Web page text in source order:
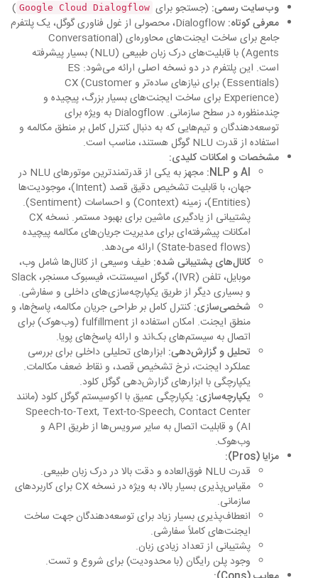
وب‌سایت رسمی: (جستجو برای Google Cloud Dialogflow
)
معرفی کوتاه:
Dialogflow، محصولی از غول فناوری گوگل، یک پلتفرم
جامع برای ساخت ایجنت‌های محاوره‌ای (Conversational
Agents) با قابلیت‌های درک زبان طبیعی (NLU) بسیار پیشرفته
است. این پلتفرم در دو نسخه اصلی ارائه می‌شود: ES
(Essentials) برای نیازهای ساده‌تر و CX (Customer
Experience) برای ساخت ایجنت‌های بسیار بزرگ، پیچیده و
چندمنظوره در سطح سازمانی. Dialogflow به ویژه برای
توسعه‌دهندگان و تیم‌هایی که به دنبال کنترل کامل بر منطق مکالمه و
استفاده از قدرت NLU گوگل هستند، مناسب است.
مشخصات و امکانات کلیدی:
AI و NLP:
مجهز به یکی از قدرتمندترین موتورهای NLU در
جهان، با قابلیت تشخیص دقیق قصد (Intent)، موجودیت‌ها
(Entities)، زمینه (Context) و احساسات (Sentiment).
پشتیبانی از یادگیری ماشین برای بهبود مستمر. نسخه CX
امکانات پیشرفته‌ای برای مدیریت جریان‌های مکالمه پیچیده
(State-based flows) ارائه می‌دهد.
کانال‌های پشتیبانی شده: طیف وسیعی از کانال‌ها شامل وب،
موبایل، تلفن (IVR)، گوگل اسیستنت، فیسبوک مسنجر، Slack
و بسیاری دیگر از طریق یکپارچه‌سازی‌های داخلی و سفارشی.
شخصی‌سازی: کنترل کامل بر طراحی جریان مکالمه، پاسخ‌ها، و
منطق ایجنت. امکان استفاده از fulfillment (وب‌هوک) برای
اتصال به سیستم‌های بک‌اند و ارائه پاسخ‌های پویا.
تحلیل و گزارش‌دهی: ابزارهای تحلیلی داخلی برای بررسی
عملکرد ایجنت، نرخ تشخیص قصد، و نقاط ضعف مکالمات.
یکپارچگی با ابزارهای گزارش‌دهی گوگل کلود.
یکپارچه‌سازی: یکپارچگی عمیق با اکوسیستم گوگل کلود (مانند
Speech-to-Text, Text-to-Speech, Contact Center
AI) و قابلیت اتصال به سایر سرویس‌ها از طریق API و
وب‌هوک.
مزایا (Pros):
قدرت NLU فوق‌العاده و دقت بالا در درک زبان طبیعی.
مقیاس‌پذیری بسیار بالا، به ویژه در نسخه CX برای کاربردهای
سازمانی.
انعطاف‌پذیری بسیار زیاد برای توسعه‌دهندگان جهت ساخت
ایجنت‌های کاملاً سفارشی.
پشتیبانی از تعداد زیادی زبان.
وجود پلن رایگان (با محدودیت) برای شروع و تست.